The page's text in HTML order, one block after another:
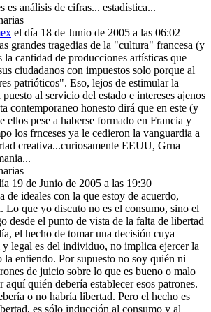
es análisis de cifras... estadística...
el día 18 de Junio de 2005 a las 06:02
grandes tragedias de la "cultura" francesa (y
la cantidad de producciones artísticas que
ciudadanos con impuestos solo porque al
patrióticos". Eso, lejos de estimular la
al servicio del estado e intereses ajenos
contemporaneo honesto dirá que en este (y
ellos pese a haberse formado en Francia y
los frnceses ya le cedieron la vanguardia a
creativa...curiosamente EEUU, Grna
19 de Junio de 2005 a las 19:30
de ideales con la que estoy de acuerdo,
Lo que yo discuto no es el consumo, sino el
desde el punto de vista de la falta de libertad
el hecho de tomar una decisión cuya
y legal es del individuo, no implica ejercer la
entiendo. Por supuesto no soy quién ni
de juicio sobre lo que es bueno o malo
quién debería establecer esos patrones.
o no habría libertad. Pero el hecho es
es sólo inducción al consumo y al